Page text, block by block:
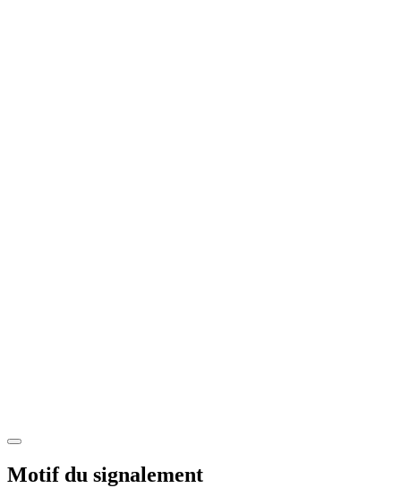
Motif du signalement